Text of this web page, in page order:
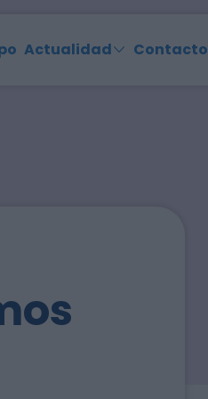
Actualidad Contacto